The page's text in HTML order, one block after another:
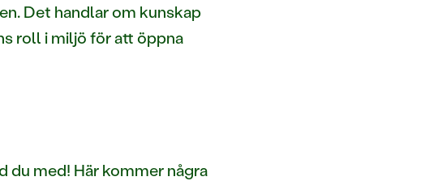
Det handlar om kunskap
roll i miljö för att öppna
du med! Här kommer några